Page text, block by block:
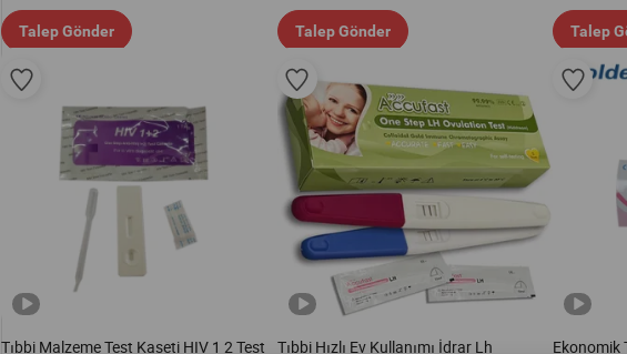
Talep Gönder Talep Gönder Talep
Tıbbi Malzeme Test Kaseti HIV 1 2 Test
Tıbbi Hızlı Ev Kullanımı İdrar Lh
Ekonomik